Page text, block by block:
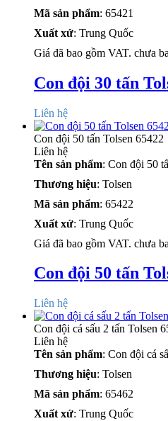
Mã sản phẩm: 65421
Xuất xứ: Trung Quốc
Giá đã bao gồm VAT. chưa
Con đội 30 tấn
Liên hệ
Con đội 50 tấn Tolsen 65422
Liên hệ
Tên sản phẩm: Con đội 50
Thương hiệu: Tolsen
Mã sản phẩm: 65422
Xuất xứ: Trung Quốc
Giá đã bao gồm VAT. chưa
Con đội 50 tấn
Liên hệ
Con đội cá sấu 2 tấn Tolsen
Liên hệ
Tên sản phẩm: Con đội cá
Thương hiệu: Tolsen
Mã sản phẩm: 65462
Xuất xứ: Trung Quốc